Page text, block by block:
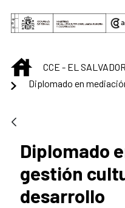
Saltar al contenido
INICIOCCE - EL SALVADOR
Diplomado
gestión
desarrollo